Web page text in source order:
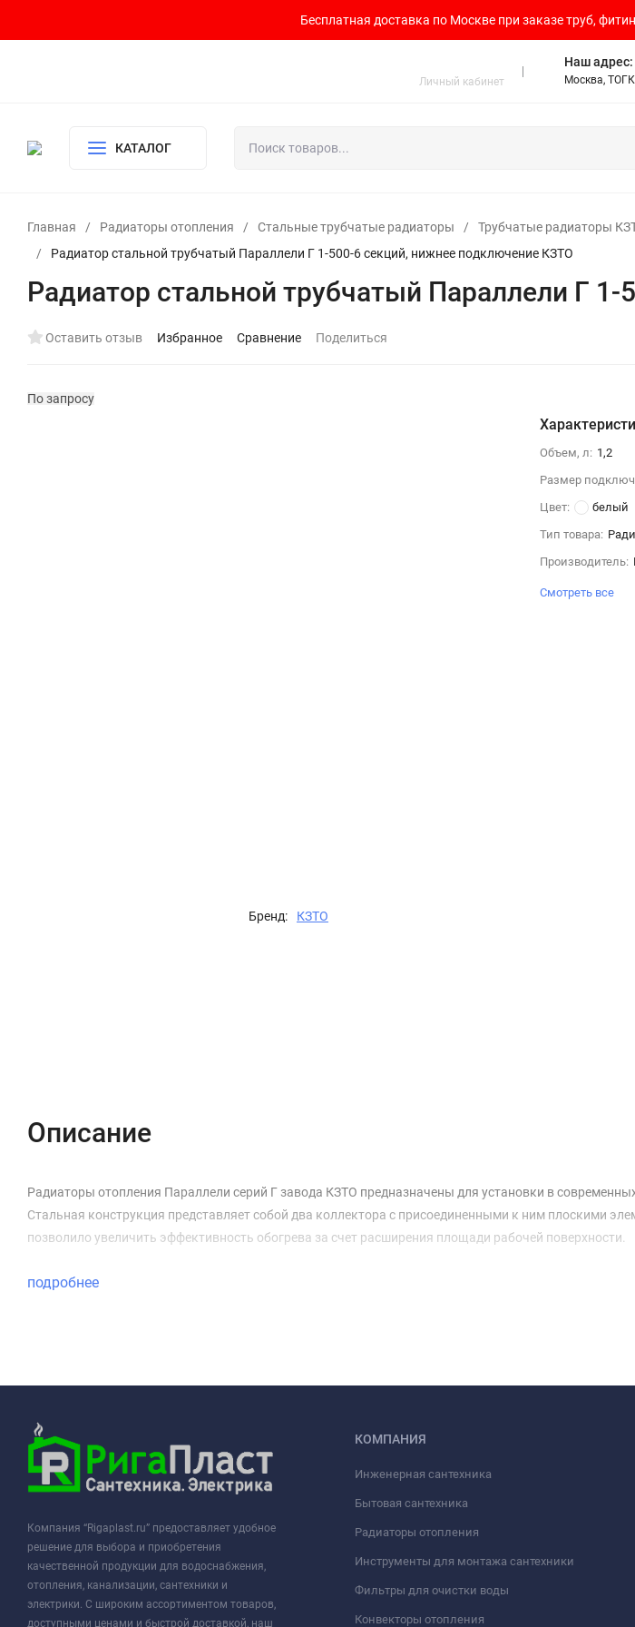
Бесплатная доставка по Москве при заказе труб,
Личный кабинет
Наш адрес:
Москва,
КАТАЛОГ
Главная / Радиаторы отопления / Стальные трубчатые радиаторы /
Трубчатые радиаторы
/
Радиатор стальной трубчатый Параллели Г 1-500-6 секций, нижнее подключение КЗТО
Радиатор стальной трубчатый Параллели Г
Оставить отзыв Избранное Сравнение Поделиться
По запросу
Бренд: КЗТО
Объем, л: 1,2
Размер
Цвет:
белый
Тип товара:
Производитель:
Смотреть все
Описание
Радиаторы отопления Параллели серий Г завода КЗТО предназначены для установки в
Стальная конструкция представляет собой два коллектора с присоединенными к ним плоскими
позволило увеличить эффективность обогрева за счет расширения площади рабочей поверхности.
подробнее
Компания “Rigaplast.ru” предоставляет удобное
решение для выбора и приобретения
качественной продукции для водоснабжения,
отопления, канализации, сантехники и
электрики. С широким ассортиментом товаров,
доступными ценами и быстрой доставкой, наш
КОМПАНИЯ
Инженерная сантехника
Бытовая сантехника
Радиаторы отопления
Инструменты для монтажа сантехники
Фильтры для очистки воды
Конвекторы отопления